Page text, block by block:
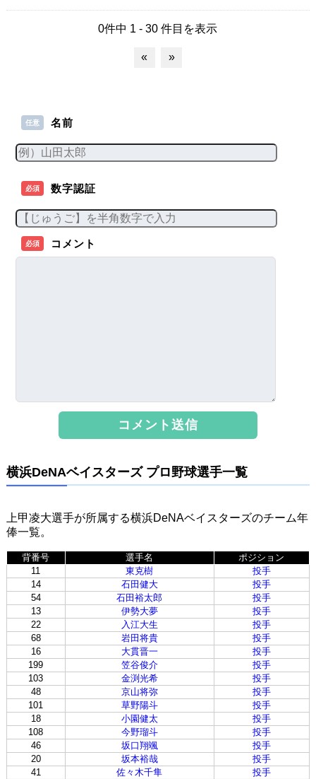
0件中 1 - 30 件目を表示
« »
任意 名前
必須 数字認証
必須 コメント
横浜DeNAベイスターズ プロ野球選手一覧
上甲凌大選手が所属する横浜DeNAベイスターズのチーム年
俸一覧。
背番号 選手名
ポジション
11
東克樹
投手
14
石田健大
投手
54
石田裕太郎
投手
13
伊勢大夢
投手
22
入江大生
投手
68
岩田将貴
投手
16
大貫晋一
投手
199
笠谷俊介
投手
103
金渕光希
投手
48
京山将弥
投手
101
草野陽斗
投手
18
小園健太
投手
108
今野瑠斗
投手
46
坂口翔颯
投手
20
坂本裕哉
投手
41
佐々木千隼
投手